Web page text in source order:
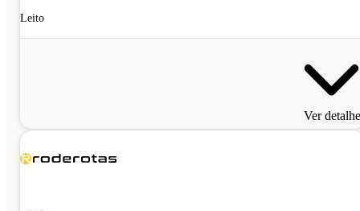
Leito
Ver